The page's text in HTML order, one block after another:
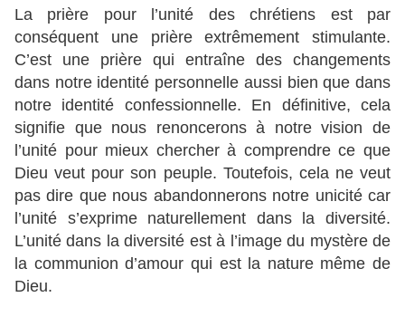
La prière pour l’unité des chrétiens est par
conséquent une prière extrêmement stimulante.
C’est une prière qui entraîne des changements
dans notre identité personnelle aussi bien que dans
notre identité confessionnelle. En définitive, cela
signifie que nous renoncerons à notre vision de
l’unité pour mieux chercher à comprendre ce que
Dieu veut pour son peuple. Toutefois, cela ne veut
pas dire que nous abandonnerons notre unicité car
l’unité s’exprime naturellement dans la diversité.
L’unité dans la diversité est à l’image du mystère de
la communion d’amour qui est la nature même de
Dieu.